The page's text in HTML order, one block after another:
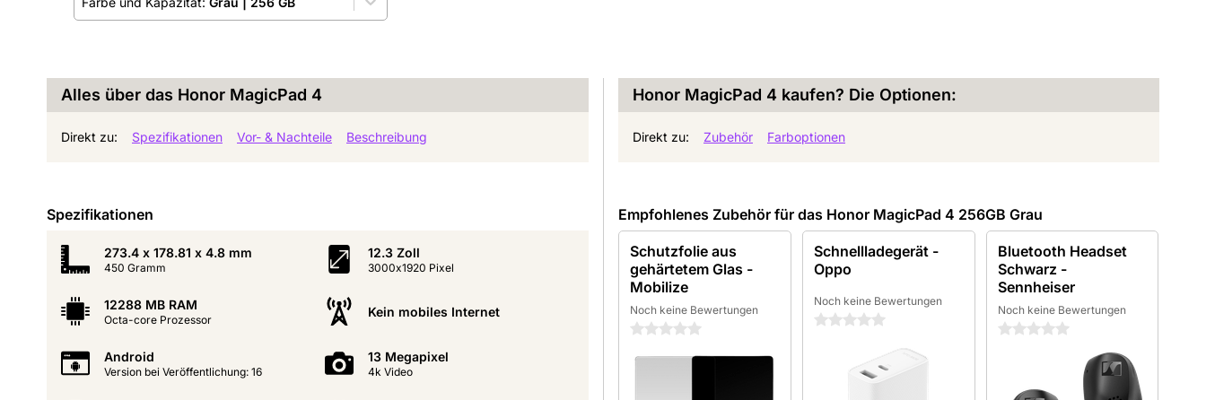
Alles über das Honor MagicPad 4
Direkt zu: Spezifikationen Vor- & Nachteile Beschreibung
Spezifikationen
273.4 x 178.81 x 4.8 mm
450 Gramm
12.3 Zoll
3000x1920 Pixel
12288 MB RAM
Octa-core Prozessor
Kein mobiles Internet
Android
Version bei Veröffentlichung: 16
13 Megapixel
4k Video
Honor MagicPad 4 kaufen? Die Optionen:
Direkt zu: Zubehör Farboptionen
Empfohlenes Zubehör für das Honor MagicPad 4 256GB Grau
Schutzfolie aus
gehärtetem Glas -
Mobilize
Noch keine Bewertungen
0 Sterne
Schnellladegerät -
Oppo
Noch keine Bewertungen
0 Sterne
Bluetooth Headset
Schwarz -
Sennheiser
Noch keine Bewertungen
0 Sterne